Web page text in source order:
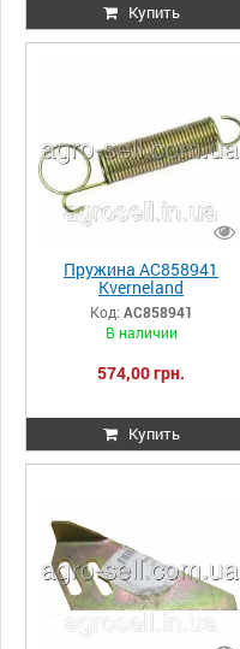
Купить
Пружина AC858941
Kverneland
Код: AC858941
В наличии
574,00 грн.
Купить